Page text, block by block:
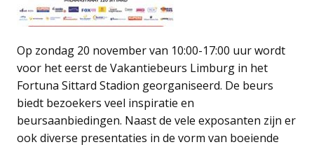
Op zondag 20 november van 10:00-17:00 uur wordt
voor het eerst de Vakantiebeurs Limburg in het
Fortuna Sittard Stadion georganiseerd. De beurs
biedt bezoekers veel inspiratie en
beursaanbiedingen. Naast de vele exposanten zijn er
ook diverse presentaties in de vorm van boeiende